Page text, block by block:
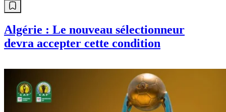
Algérie : Le nouveau sélectionneur
devra accepter cette condition